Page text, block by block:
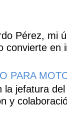
Pérez, mi
convierte en
PARA
la jefatura
y